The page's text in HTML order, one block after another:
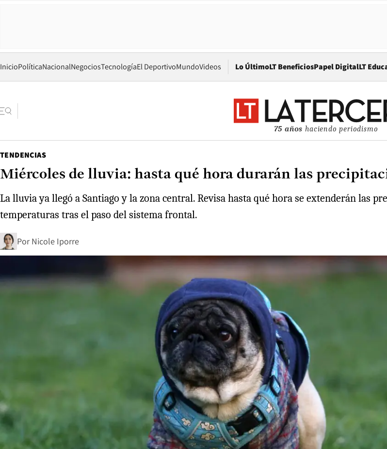
InicioPolíticaNacionalNegociosTecnologíaEl DeportivoMundoVideos Lo ÚltimoLT BeneficiosPapel DigitalOpens
LT
75 años haciendo periodismo
TENDENCIAS
Miércoles de lluvia: hasta qué hora durarán las
La lluvia ya llegó a Santiago y la zona central. Revisa hasta qué hora se extenderán las
temperaturas tras el paso del sistema frontal.
Por Nicole Iporre